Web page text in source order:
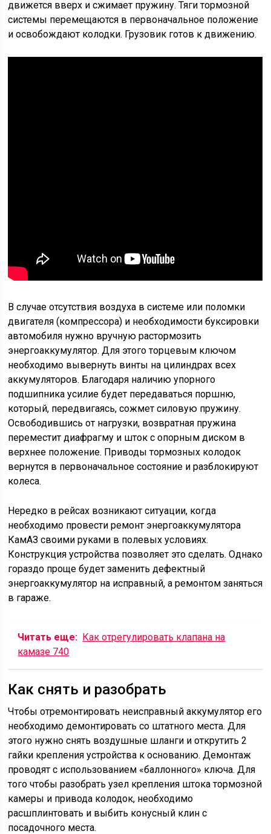
движется вверх и сжимает пружину. Тяги тормозной
системы перемещаются в первоначальное положение
и освобождают колодки. Грузовик готов к движению.
В случае отсутствия воздуха в системе или поломки
двигателя (компрессора) и необходимости буксировки
автомобиля нужно вручную растормозить
энергоаккумулятор. Для этого торцевым ключом
необходимо вывернуть винты на цилиндрах всех
аккумуляторов. Благодаря наличию упорного
подшипника усилие будет передаваться поршню,
который, передвигаясь, сожмет силовую пружину.
Освободившись от нагрузки, возвратная пружина
переместит диафрагму и шток с опорным диском в
верхнее положение. Приводы тормозных колодок
вернутся в первоначальное состояние и разблокируют
колеса.
Нередко в рейсах возникают ситуации, когда
необходимо провести ремонт энергоаккумулятора
КамАЗ своими руками в полевых условиях.
Конструкция устройства позволяет это сделать. Однако
гораздо проще будет заменить дефектный
энергоаккумулятор на исправный, а ремонтом заняться
в гараже.
Читать еще: Как отрегулировать клапана на
камазе 740
Как снять и разобрать
Чтобы отремонтировать неисправный аккумулятор его
необходимо демонтировать со штатного места. Для
этого нужно снять воздушные шланги и открутить 2
гайки крепления устройства к основанию. Демонтаж
проводят с использованием «баллонного» ключа. Для
того чтобы разобрать узел крепления штока тормозной
камеры и привода колодок, необходимо
расшплинтовать и выбить конусный клин с
посадочного места.